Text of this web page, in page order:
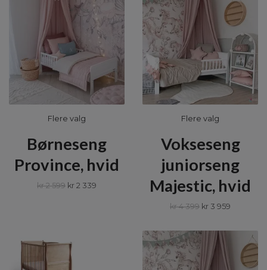
Flere valg
Børneseng
Province, hvid
kr 2 599 kr 2 339
Flere valg
Vokseseng
juniorseng
Majestic, hvid
kr 4 399 kr 3 959